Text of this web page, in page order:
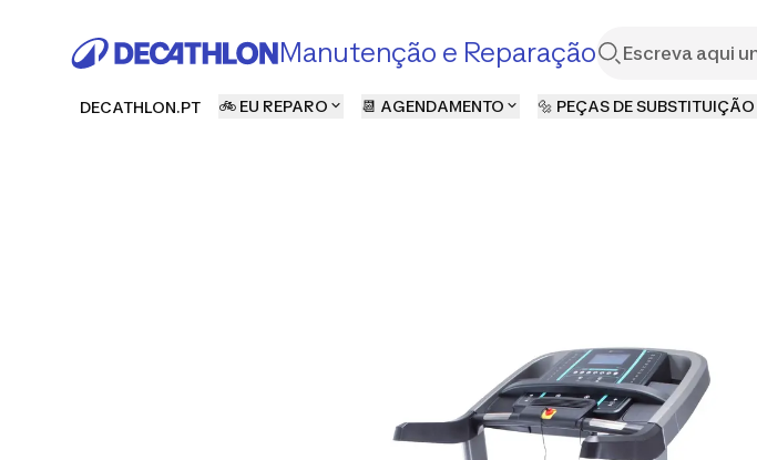
Manutenção e Reparação
DECATHLON.PT 🚲 EU REPARO 📆 AGENDAMENTO 🔩 PEÇAS DE SUBSTITUIÇÃO